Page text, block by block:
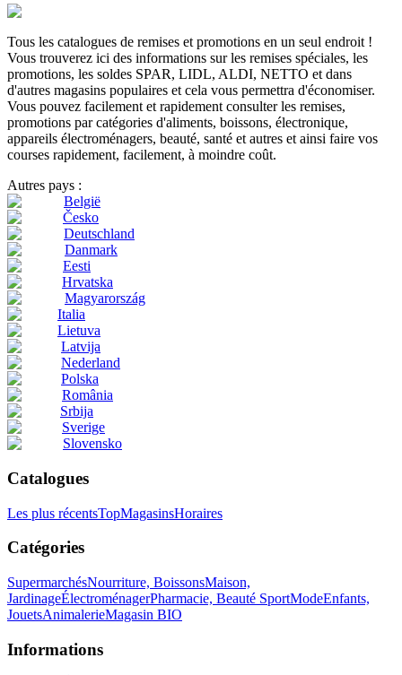
Tous les catalogues de remises et promotions en un seul endroit !
Vous trouverez ici des informations sur les remises spéciales, les
promotions, les soldes SPAR, LIDL, ALDI, NETTO et dans
d'autres magasins populaires et cela vous permettra d'économiser.
Vous pouvez facilement et rapidement consulter les remises,
promotions par catégories d'aliments, boissons, électronique,
appareils électroménagers, beauté, santé et autres et ainsi faire vos
courses rapidement, facilement, à moindre coût.
Autres pays :
België
Česko
Deutschland
Danmark
Eesti
Hrvatska
Magyarország
Italia
Lietuva
Latvija
Nederland
Polska
România
Srbija
Sverige
Slovensko
Catalogues
Les plus récentsTopMagasinsHoraires
Catégories
SupermarchésNourriture, BoissonsMaison,
JardinageÉlectroménagerPharmacie, Beauté SportModeEnfants,
JouetsAnimalerieMagasin BIO
Informations